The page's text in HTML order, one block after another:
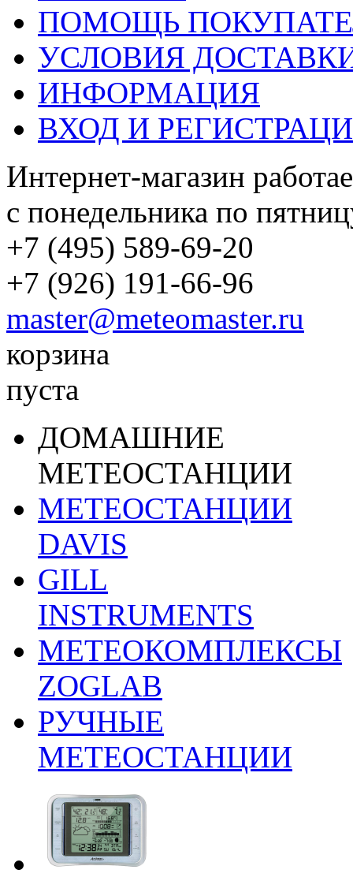
ПОМОЩЬ
УСЛОВИЯ
ИНФОРМАЦИЯ
ВХОД И
Интернет-магазин
с понедельника по
+7 (495) 589-69-20
+7 (926) 191-66-96
master@meteomaster.ru
корзина
пуста
ДОМАШНИЕ
МЕТЕОСТАНЦИИ
МЕТЕОСТАНЦИИ
DAVIS
GILL
INSTRUMENTS
МЕТЕОКОМПЛЕКСЫ
ZOGLAB
РУЧНЫЕ
МЕТЕОСТАНЦИИ